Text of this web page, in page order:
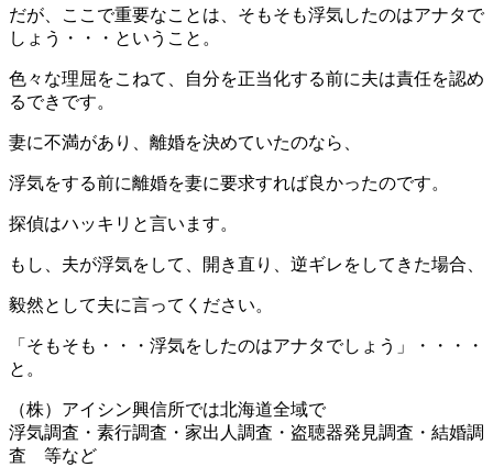
だが、ここで重要なことは、そもそも浮気したのはアナタで
しょう・・・ということ。
色々な理屈をこねて、自分を正当化する前に夫は責任を認め
るできです。
妻に不満があり、離婚を決めていたのなら、
浮気をする前に離婚を妻に要求すれば良かったのです。
探偵はハッキリと言います。
もし、夫が浮気をして、開き直り、逆ギレをしてきた場合、
毅然として夫に言ってください。
「そもそも・・・浮気をしたのはアナタでしょう」・・・・
と。
（株）アイシン興信所では北海道全域で
浮気調査・素行調査・家出人調査・盗聴器発見調査・結婚調
査 等など